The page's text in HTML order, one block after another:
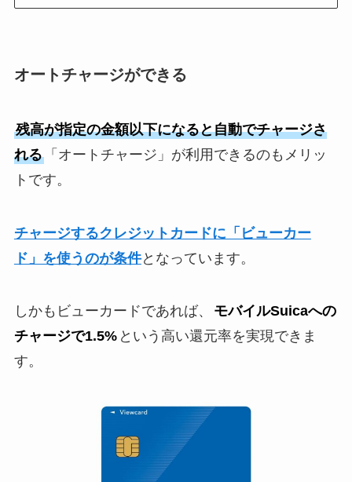
オートチャージができる
残高が指定の金額以下になると自動でチャージさ
れる「オートチャージ」が利用できるのもメリッ
トです。
チャージするクレジットカードに「ビューカー
ド」を使うのが条件となっています。
しかもビューカードであれば、
モバイルSuicaへの
チャージで1.5% という高い還元率を実現できま
す。